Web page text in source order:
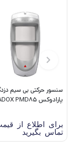
سنسور حرکتی بی سیم
پارادوکس PARADOX PMD85
برای اطلاع از
تماس بگیرید